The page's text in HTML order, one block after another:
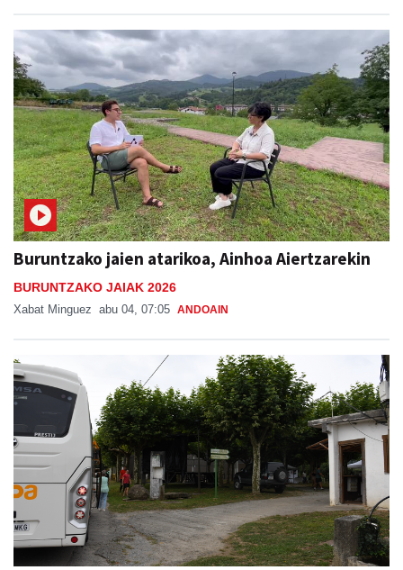
Buruntzako jaien atarikoa, Ainhoa Aiertzarekin
BURUNTZAKO JAIAK 2026
Xabat Minguez abu 04, 07:05 ANDOAIN